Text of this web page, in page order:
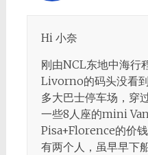
Hi 小奈
刚由NCL东地中海行
Livorno的码头没看
多大巴士停车场，穿
一些8人座的mini
Pisa+Florence的价
有两个人，虽早早下